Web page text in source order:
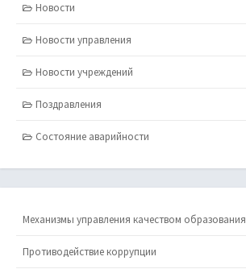
Новости
Новости управления
Новости учреждений
Поздравления
Состояние аварийности
Механизмы управления качеством образования
Противодействие коррупции